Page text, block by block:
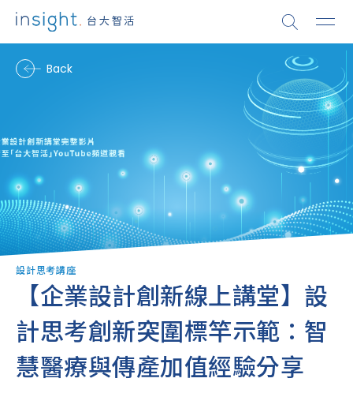
Back
設計思考講座
【企業設計創新線上講堂】設
計思考創新突圍標竿示範：智
慧醫療與傳產加值經驗分享